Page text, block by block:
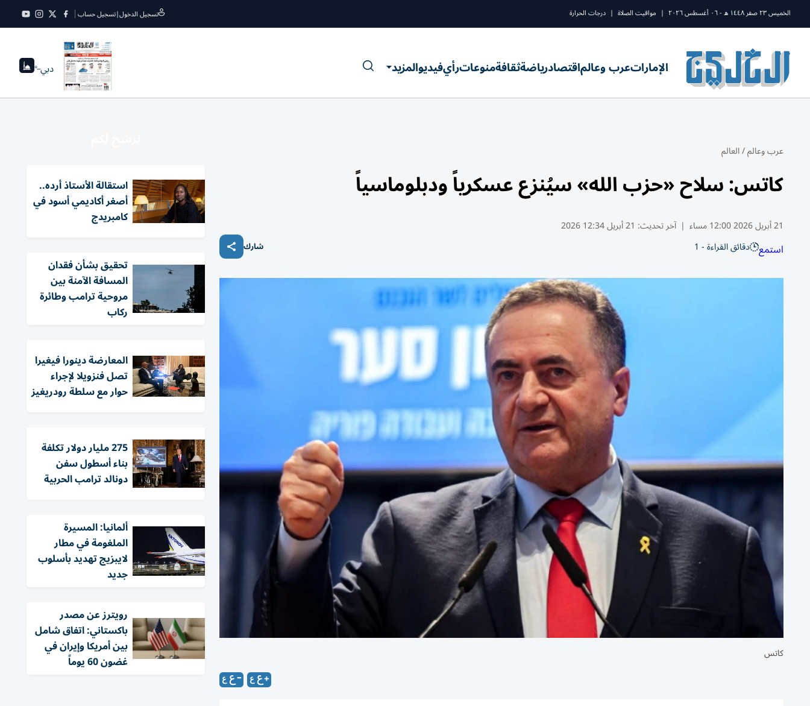
الخميس ٢٣ صفر ١٤٤٨ ه - ٠٦ أغسطس ٢٠٢٦ | مواقيت الصلاة | درجات الحرارة تسجيل الدخول|تسجيل حساب
الإماراتعرب وعالماقتصادرياضةثقافةمنوعاترأيفيديوالمزيد دبي--°
عرب وعالم/العالم
كاتس: سلاح «حزب الله» سيُنزع عسكرياً ودبلوماسياً
21 أبريل 2026 12:00 مساء | آخر تحديث: 21 أبريل 12:34 2026
استمع دقائق القراءة - 1 شارك
كاتس
استقالة الأستاذ أرده..
أصغر أكاديمي أسود في
كامبريدج
تحقيق بشأن فقدان
المسافة الآمنة بين
مروحية ترامب وطائرة
ركاب
المعارضة دينورا فيغيرا
تصل فنزويلا لإجراء
حوار مع سلطة رودريغيز
275 مليار دولار تكلفة
بناء أسطول سفن
دونالد ترامب الحربية
ألمانيا: المسيرة
الملغومة في مطار
لايبزيج تهديد بأسلوب
جديد
‏رويترز عن مصدر
باكستاني: اتفاق شامل
بين أمريكا وإيران في
غضون 60 يوماً